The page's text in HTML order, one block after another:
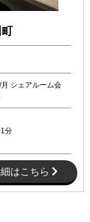
シェアルーム会
分
はこちら